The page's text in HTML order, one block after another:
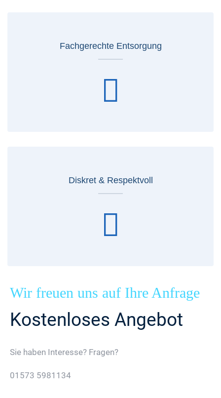
Fachgerechte Entsorgung
Diskret & Respektvoll
Wir freuen uns auf Ihre Anfrage
Kostenloses Angebot
Sie haben Interesse? Fragen?
01573 5981134